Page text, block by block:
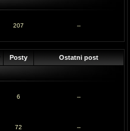
207 --
Posty Ostatni post
6 --
72 --